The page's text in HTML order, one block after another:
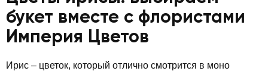
букет вместе с флористами
Империя Цветов
Ирис – цветок, который отлично смотрится в моно